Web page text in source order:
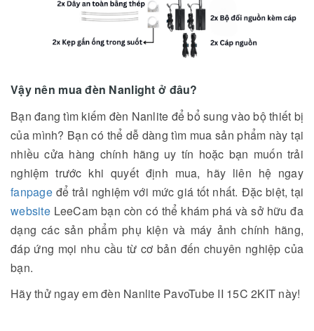
Vậy nên mua đèn Nanlight ở đâu?
Bạn đang tìm kiếm đèn Nanlite để bổ sung vào bộ thiết bị
của mình? Bạn có thể dễ dàng tìm mua sản phẩm này tại
nhiều cửa hàng chính hãng uy tín hoặc bạn muốn trải
nghiệm trước khi quyết định mua, hãy liên hệ ngay
fanpageđể trải nghiệm với mức giá tốt nhất. Đặc biệt, tại
websiteLeeCam bạn còn có thể khám phá và sở hữu đa
dạng các sản phẩm phụ kiện và máy ảnh chính hãng,
đáp ứng mọi nhu cầu từ cơ bản đến chuyên nghiệp của
bạn.
Hãy thử ngay em đèn Nanlite PavoTube II 15C 2KIT này!